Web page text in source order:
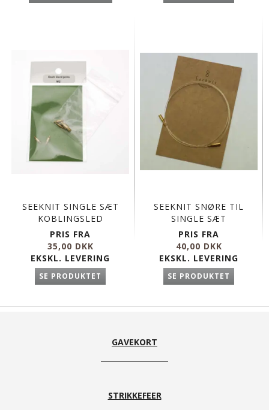
SEEKNIT SINGLE SÆT
KOBLINGSLED
PRIS FRA
35,00 DKK
EKSKL. LEVERING
SE PRODUKTET
SEEKNIT SNØRE TIL
SINGLE SÆT
PRIS FRA
40,00 DKK
EKSKL. LEVERING
SE PRODUKTET
GAVEKORT
STRIKKEFEER